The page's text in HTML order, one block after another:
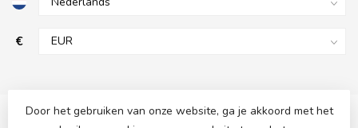
€
Door het gebruiken van onze website, ga je akkoord met het